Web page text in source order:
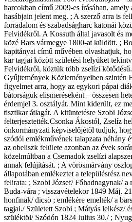
harcokban című 2009-es írásában,
hasábjain jelent meg. ; A szerző arra is
forradalom és szabadságharc katonái
Felvidékről. A Kossuth által javasolt és
közé Bars vármegye 1800-at küldött. ;
kapitányai című művében olvashatjuk,
kar tagjai között születési helyüket
Felvidékről, köztük több zselízi
Gyűjtemények Közleményeiben szintén
figyelmet arra, hogy az egykori pápai
bátorságuk elismeréseként – összesen
érdemjel 3. osztályát. Mint kiderült, ez
tisztikar átlagát. A kitüntetésre Szobi
felterjesztették.Csonka Ákostól, Zselíz
önkormányzati képviselőjétől tudjuk,
szódói emlékművének talapzata néhány
az obeliszk felülete azonban az évek
közelmúltban a Csemadok zselízi
annak felújítását. ; A vörösmárvány
állapotában emlékeztet a településrész
felirata: ; Szobi József/ Főhadnagynak/ a
Buda-vára ; visszavételekor 1849 Máj.
honfinak/ dicsö ; emlékére emelték/ a
tagjai./ Született Szobi ; Mátyás lelkész/
szüléktöl/ Szódón 1824 Iulius 30./ ;